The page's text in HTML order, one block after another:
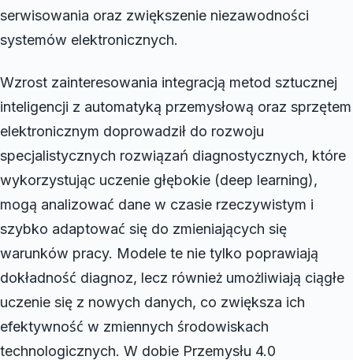
serwisowania oraz zwiększenie niezawodności
systemów elektronicznych.
Wzrost zainteresowania integracją metod sztucznej
inteligencji z automatyką przemysłową oraz sprzętem
elektronicznym doprowadził do rozwoju
specjalistycznych rozwiązań diagnostycznych, które
wykorzystując uczenie głębokie (deep learning),
mogą analizować dane w czasie rzeczywistym i
szybko adaptować się do zmieniających się
warunków pracy. Modele te nie tylko poprawiają
dokładność diagnoz, lecz również umożliwiają ciągłe
uczenie się z nowych danych, co zwiększa ich
efektywność w zmiennych środowiskach
technologicznych. W dobie Przemysłu 4.0